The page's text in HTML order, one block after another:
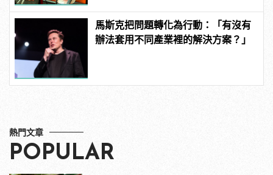
馬斯克把問題轉化為行動：「有沒有
辦法套用不同產業裡的解決方案？」
熱門文章
POPULAR